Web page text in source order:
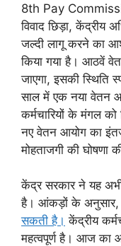
8th Pay
विवाद छिड़ा, केंद्रीय
जल्दी लागू करने का
किया गया है। आठवें
जाएगा, इसकी स्थिति
साल में एक नया वेतन
कर्मचारियों के मंगल
नए वेतन आयोग का
मोहताजगी की घोषणा
केंद्र सरकार ने यह
है। आंकड़ों के
सकती है। केंद्रीय
महत्वपूर्ण है। आज का